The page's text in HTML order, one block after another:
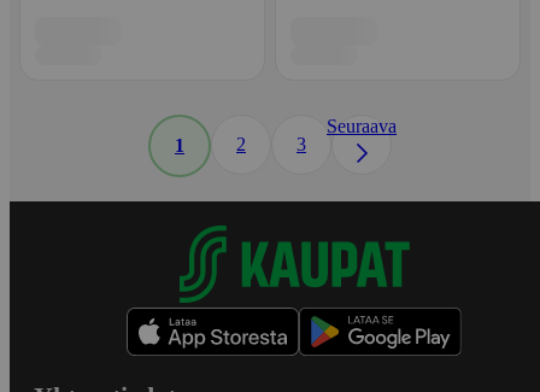
1 2 3
Seuraava